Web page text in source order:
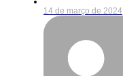
14 de março de 2024